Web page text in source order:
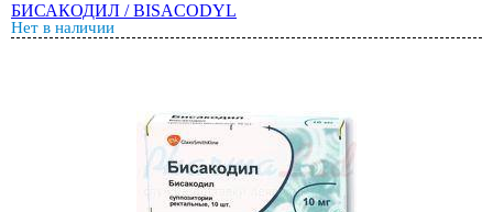
БИСАКОДИЛ / BISACODYL
Нет в наличии